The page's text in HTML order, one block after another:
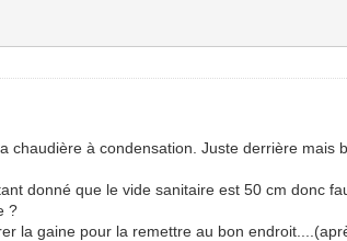
à condensation. Juste derrière mais
donné que le vide sanitaire est 50 cm donc
?
la gaine pour la remettre au bon